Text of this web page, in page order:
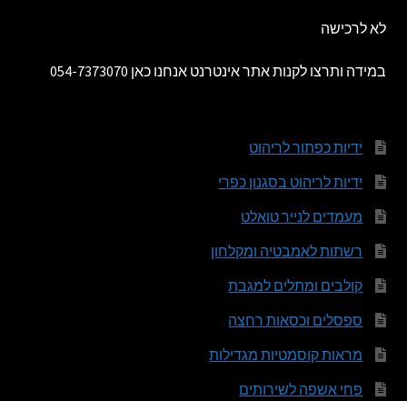
לא לרכישה
במידה ותרצו לקנות אתר אינטרנט אנחנו כאן 054-7373070
ידיות כפתור לריהוט
ידיות לריהוט בסגנון כפרי
מעמדים לנייר טואלט
רשתות לאמבטיה ומקלחון
קולבים ומתלים למגבת
ספסלים וכסאות רחצה
מראות קוסמטיות מגדילות
פחי אשפה לשירותים